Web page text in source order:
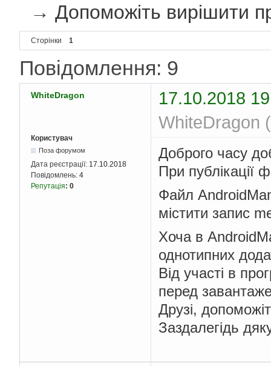
→Допоможіть вирішити
Сторінки 1
Повідомлення: 9
WhiteDragon
17.10.2018
WhiteDragon
Користувач
Поза форумом
Дата реєстрації: 17.10.2018
Повідомлень: 4
Репутація: 0
Доброго часу
При публікації
Файл
містити запис
Хоча в
однотипних
Від участі в
перед
Друзі,
Заздалегідь